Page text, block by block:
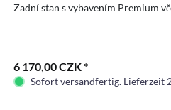
Zadní stan s vybavením Premium
6 170,00 CZK *
Sofort versandfertig. Lieferzeit